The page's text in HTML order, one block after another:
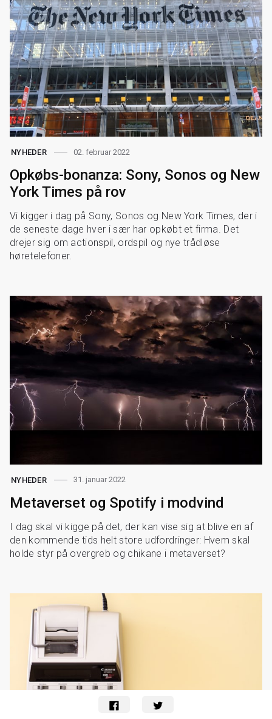
NYHEDER 02. februar 2022
Opkøbs-bonanza: Sony, Sonos og New
York Times på rov
Vi kigger i dag på Sony, Sonos og New York Times, der i
de seneste dage hver i sær har opkøbt et firma. Det
drejer sig om actionspil, ordspil og nye trådløse
høretelefoner.
NYHEDER 31. januar 2022
Metaverset og Spotify i modvind
I dag skal vi kigge på det, der kan vise sig at blive en af
den kommende tids helt store udfordringer: Hvem skal
holde styr på overgreb og chikane i metaverset?